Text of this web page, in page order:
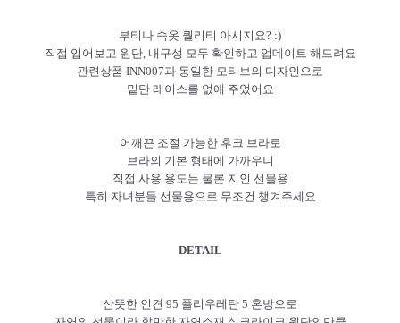
부티나 속옷 퀄리티 아시지요? :)
직접 입어보고 원단, 내구성 모두 확인하고 업데이트 해드려요
관련상품 INN007과 동일한 모티브의 디자인으로
밑단 레이스를 없애 주었어요
어깨끈 조절 가능한 후크 브라로
브라의 기본 형태에 가까우니
직접 사용 용도는 물론 지인 선물용
특히 자녀분들 선물용으로 무조건 챙겨주세요
DETAIL
산뜻한 인견 95 폴리우레탄 5 혼방으로